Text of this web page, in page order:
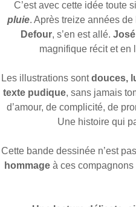
C’est avec cette idée toute
pluie. Après treize années
Defour, s’en est allé.
magnifique récit et en
Les illustrations sontdouces,
texte pudique, sans jamais
d’amour, de complicité, de
Une histoire qui
Cette bande dessinée n’est
hommage à ces